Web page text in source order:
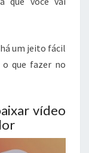
um jeito fácil
o que fazer no
vídeo